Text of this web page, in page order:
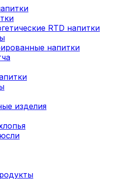
RTD напитки
напитки
изделия